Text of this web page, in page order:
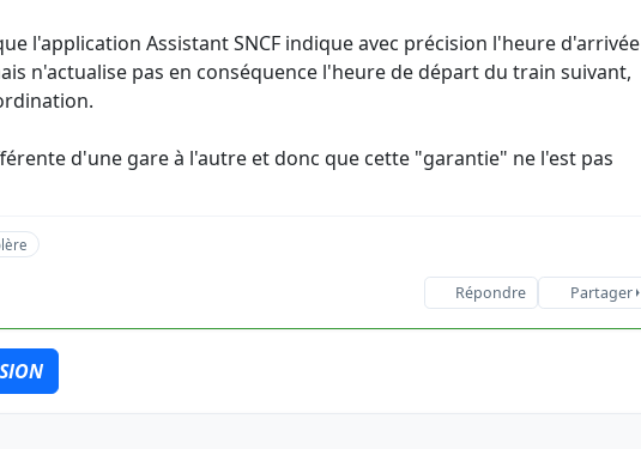
l'application Assistant SNCF indique avec précision l'heure d'arrivée
n'actualise pas en conséquence l'heure de départ du train suivant,
d'une gare à l'autre et donc que cette "garantie" ne l'est pas
Répondre Partager